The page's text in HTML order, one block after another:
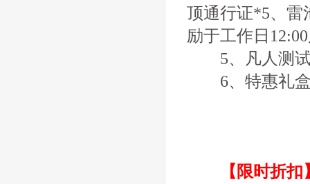
顶通行证*5、雷
励于工作日
5、凡人测试
6、特惠礼盒
【限时折扣